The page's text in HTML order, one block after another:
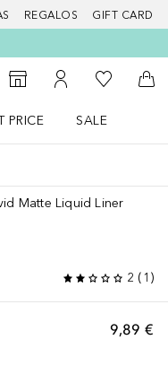
REGALOS GIFT CARD
Al Storefinder
Mi cuenta
Mi lista de
A
PRICE
SALE
Matte Liquid Liner
2 ( 1 )
9,89 €